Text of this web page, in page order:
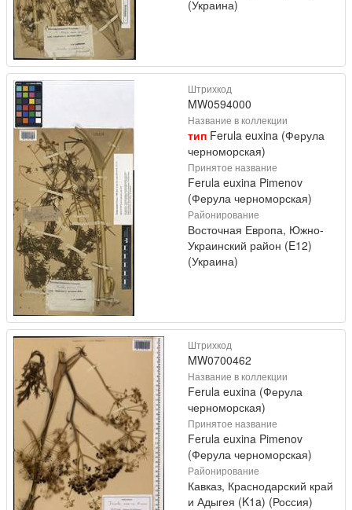
(Украина)
Штрихкод
MW0594000
Название в коллекции
тип Ferula euxina (Ферула
черноморская)
Принятое название
Ferula euxina Pimenov
(Ферула черноморская)
Районирование
Восточная Европа, Южно-
Украинский район (E12)
(Украина)
Штрихкод
MW0700462
Название в коллекции
Ferula euxina (Ферула
черноморская)
Принятое название
Ferula euxina Pimenov
(Ферула черноморская)
Районирование
Кавказ, Краснодарский край
и Адыгея (K1a) (Россия)